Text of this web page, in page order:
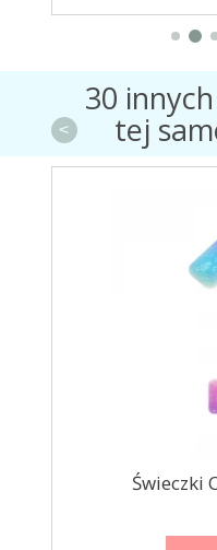
30
tej
Świeczki
<